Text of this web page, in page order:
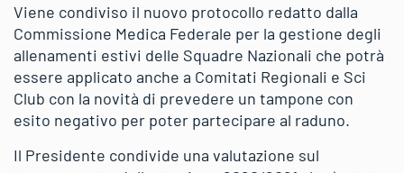
Viene condiviso il nuovo protocollo redatto dalla
Commissione Medica Federale per la gestione degli
allenamenti estivi delle Squadre Nazionali che potrà
essere applicato anche a Comitati Regionali e Sci
Club con la novità di prevedere un tampone con
esito negativo per poter partecipare al raduno.
Il Presidente condivide una valutazione sul